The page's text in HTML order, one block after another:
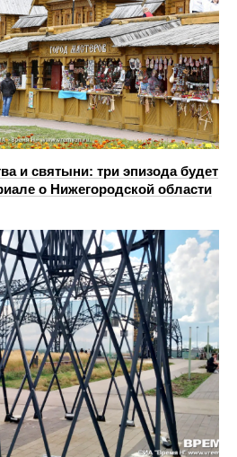
и святыни: три эпизода будет
о Нижегородской области